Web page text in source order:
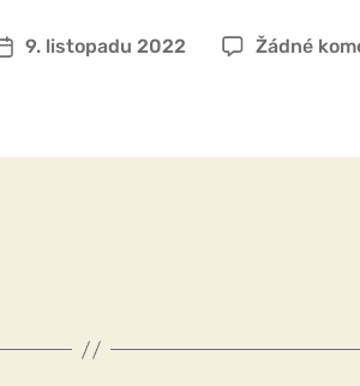
Datum
9. listopadu 2022 Žádné